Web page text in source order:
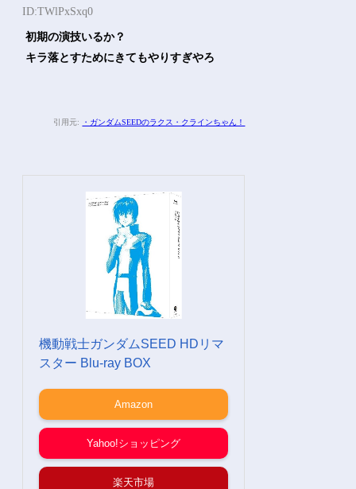
ID:TWlPxSxq0
初期の演技いるか？
キラ落とすためにきてもやりすぎやろ
引用元: ・ガンダムSEEDのラクス・クラインちゃん！
機動戦士ガンダムSEED HDリマ
スター Blu-ray BOX
Amazon
Yahoo!ショッピング
楽天市場